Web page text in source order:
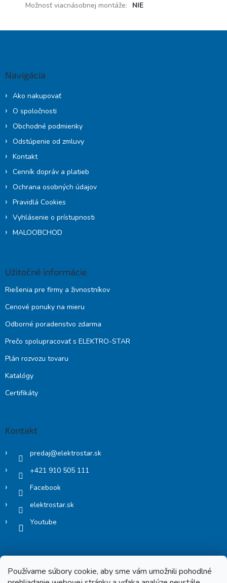
Používame súbory cookie, aby sme vám umožnili pohodlné
Možnosť viacnásobnej montáže: NIE
Navigácia
Ako nakupovať
O spoločnosti
Obchodné podmienky
Odstúpenie od zmluvy
Kontakt
Cenník dopráv a platieb
Ochrana osobných údajov
Pravidlá Cookies
Vyhlásenie o prístupnosti
MALOOBCHOD
Užitočné informácie
Riešenia pre firmy a živnostníkov
Cenové ponuky na mieru
Odborné poradenstvo zdarma
Prečo spolupracovať s ELEKTRO-STAR
Plán rozvozu tovaru
Katalógy
Certifikáty
Kontakt
predaj@elektrostar.sk
+421 910 505 111
Facebook
elektrostar.sk
Youtube